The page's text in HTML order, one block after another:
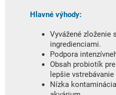
Hlavné výhody:
Vyvážené zloženie
ingredienciami.
Podpora
Obsah probiotík
lepšie vstrebávanie
Nízka